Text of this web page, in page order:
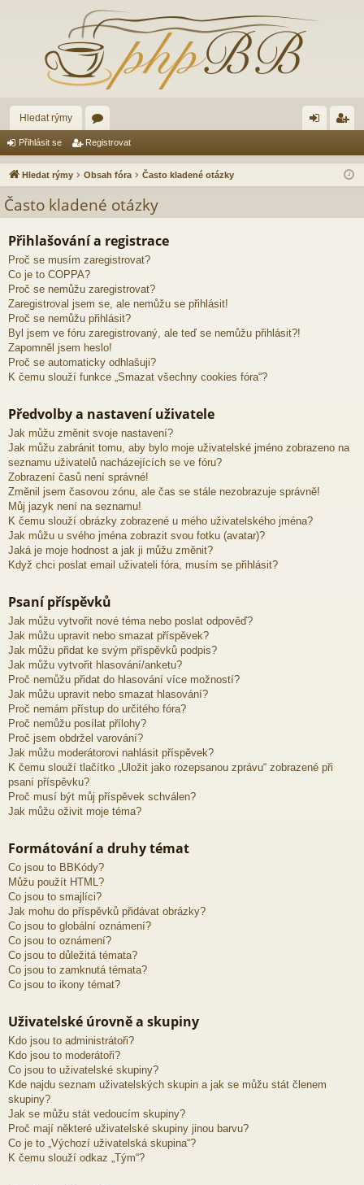
Hledat rýmy
ór
a lá
se
ist
va
Přihlásit se Registrovat
Hledat rýmy Obsah fóra Často kladené otázky
Často kladené otázky
Přihlašování a registrace
Proč se musím zaregistrovat?
Co je to COPPA?
Proč se nemůžu zaregistrovat?
Zaregistroval jsem se, ale nemůžu se přihlásit!
Proč se nemůžu přihlásit?
Byl jsem ve fóru zaregistrovaný, ale teď se nemůžu přihlásit?!
Zapomněl jsem heslo!
Proč se automaticky odhlašuji?
K čemu slouží funkce „Smazat všechny cookies fóra“?
Předvolby a nastavení uživatele
Jak můžu změnit svoje nastavení?
Jak můžu zabránit tomu, aby bylo moje uživatelské jméno zobrazeno na
seznamu uživatelů nacházejících se ve fóru?
Zobrazení časů není správné!
Změnil jsem časovou zónu, ale čas se stále nezobrazuje správně!
Můj jazyk není na seznamu!
K čemu slouží obrázky zobrazené u mého uživatelského jména?
Jak můžu u svého jména zobrazit svou fotku (avatar)?
Jaká je moje hodnost a jak ji můžu změnit?
Když chci poslat email uživateli fóra, musím se přihlásit?
Psaní příspěvků
Jak můžu vytvořit nové téma nebo poslat odpověď?
Jak můžu upravit nebo smazat příspěvek?
Jak můžu přidat ke svým příspěvků podpis?
Jak můžu vytvořit hlasování/anketu?
Proč nemůžu přidat do hlasování více možností?
Jak můžu upravit nebo smazat hlasování?
Proč nemám přístup do určitého fóra?
Proč nemůžu posílat přílohy?
Proč jsem obdržel varování?
Jak můžu moderátorovi nahlásit příspěvek?
K čemu slouží tlačítko „Uložit jako rozepsanou zprávu“ zobrazené při
psaní příspěvku?
Proč musí být můj příspěvek schválen?
Jak můžu oživit moje téma?
Formátování a druhy témat
Co jsou to BBKódy?
Můžu použít HTML?
Co jsou to smajlíci?
Jak mohu do příspěvků přidávat obrázky?
Co jsou to globální oznámení?
Co jsou to oznámení?
Co jsou to důležitá témata?
Co jsou to zamknutá témata?
Co jsou to ikony témat?
Uživatelské úrovně a skupiny
Kdo jsou to administrátoři?
Kdo jsou to moderátoři?
Co jsou to uživatelské skupiny?
Kde najdu seznam uživatelských skupin a jak se můžu stát členem
skupiny?
Jak se můžu stát vedoucím skupiny?
Proč mají některé uživatelské skupiny jinou barvu?
Co je to „Výchozí uživatelská skupina“?
K čemu slouží odkaz „Tým“?